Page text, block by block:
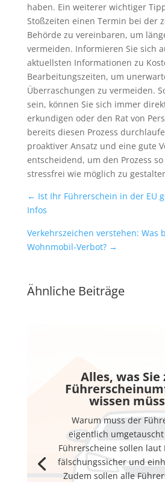
haben. Ein weiterer wichtiger
Stoßzeiten einen Termin bei der
Behörde zu vereinbaren, um
vermeiden. Informieren Sie sich
aktuellsten Informationen zu
Bearbeitungszeiten, um
Überraschungen zu vermeiden.
sein, können Sie sich immer
erkundigen oder den Rat von
bereits diesen Prozess
proaktiver Ansatz und eine gute
entscheidend, um den Prozess
stressfrei wie möglich zu
← Ist Ihr Führerschein in der EU
Infos
Verkehrszeichen verstehen: Was
Wohnmobil-Verbot?→
Ähnliche Beiträge
Alles, was Sie
wissen
Warum muss der
eigentlich
Führerscheine sollen laut
fälschungssicher und
Zudem sollen alle